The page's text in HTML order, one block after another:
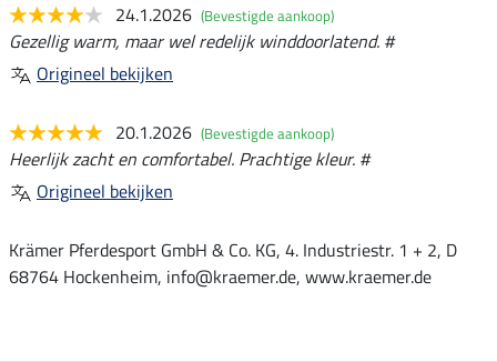
24.1.2026 (Bevestigde aankoop)
Gezellig warm, maar wel redelijk winddoorlatend. #
Origineel bekijken
20.1.2026 (Bevestigde aankoop)
Heerlijk zacht en comfortabel. Prachtige kleur. #
Origineel bekijken
Krämer Pferdesport GmbH & Co. KG, 4. Industriestr. 1 + 2, D
68764 Hockenheim, info@kraemer.de, www.kraemer.de